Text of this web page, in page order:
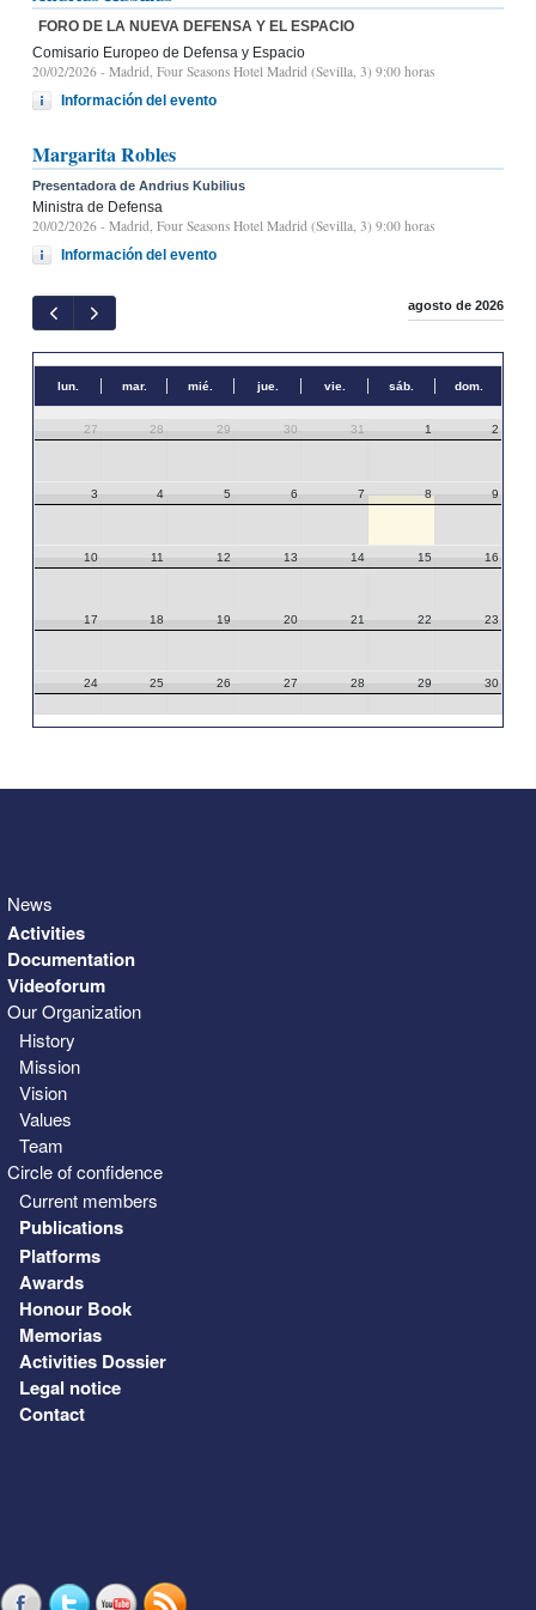
FORO DE LA NUEVA DEFENSA Y EL ESPACIO
Comisario Europeo de Defensa y Espacio
20/02/2026 - Madrid, Four Seasons Hotel Madrid (Sevilla, 3) 9:00 horas
Información del evento
Margarita Robles
Presentadora de Andrius Kubilius
Ministra de Defensa
20/02/2026 - Madrid, Four Seasons Hotel Madrid (Sevilla, 3) 9:00 horas
Información del evento
agosto de 2026
lun. mar. mié. jue. vie. sáb. dom.
27 28 29 30 31 1 2
3 4 5 6 7 8 9
10 11 12 13 14 15 16
17 18 19 20 21 22 23
24 25 26 27 28 29 30
News
Activities
Documentation
Videoforum
Our Organization
History
Mission
Vision
Values
Team
Circle of confidence
Current members
Publications
Platforms
Awards
Honour Book
Memorias
Activities Dossier
Legal notice
Contact